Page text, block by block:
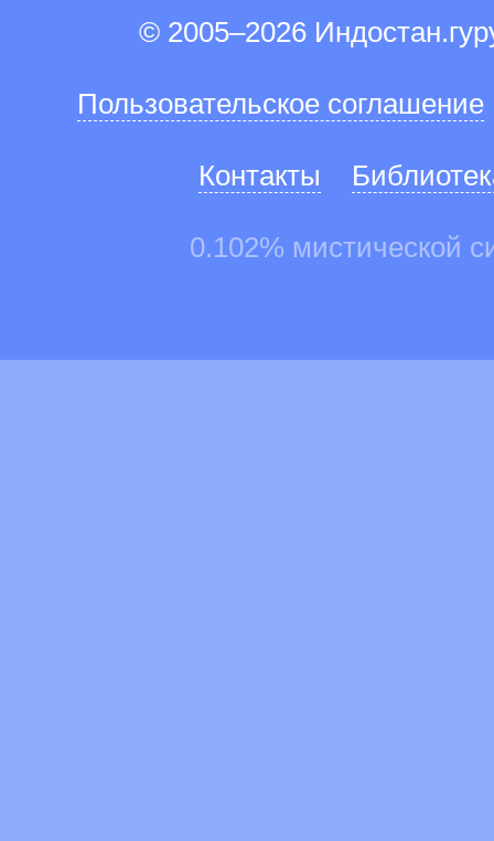
© 2005–2026
Пользовательское соглашение
Контакты
0.102% мистической